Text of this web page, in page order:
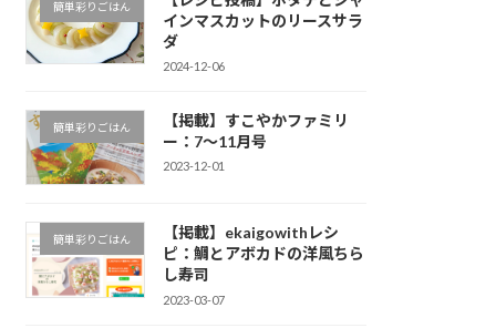
簡単彩りごはん
インマスカットのリースサラ
ダ
2024-12-06
簡単彩りごはん
【掲載】すこやかファミリ
ー：7～11月号
2023-12-01
簡単彩りごはん
【掲載】ekaigowithレシ
ピ：鯛とアボカドの洋風ちら
し寿司
2023-03-07